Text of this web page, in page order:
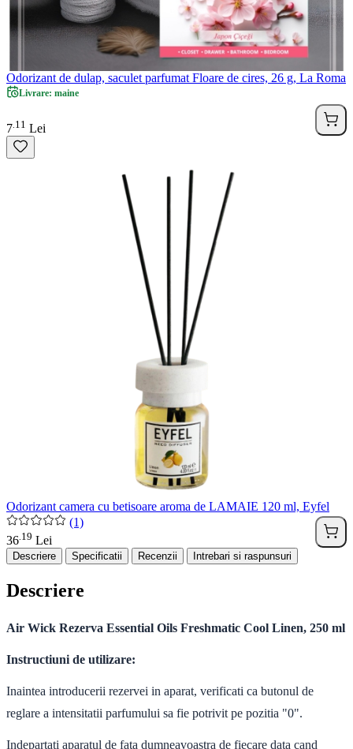
Odorizant de dulap, saculet parfumat Floare de cires, 26 g, La Roma
Livrare: maine
7 11 Lei
Odorizant camera cu betisoare aroma de LAMAIE 120 ml, Eyfel
(1)
36 19 Lei
Descriere Specificatii Recenzii Intrebari si raspunsuri
Descriere
Air Wick Rezerva Essential Oils Freshmatic Cool Linen, 250 ml
Instructiuni de utilizare:
Inaintea introducerii rezervei in aparat, verificati ca butonul de
reglare a intensitatii parfumului sa fie potrivit pe pozitia "0".
Indepartati aparatul de fata dumneavoastra de fiecare data cand